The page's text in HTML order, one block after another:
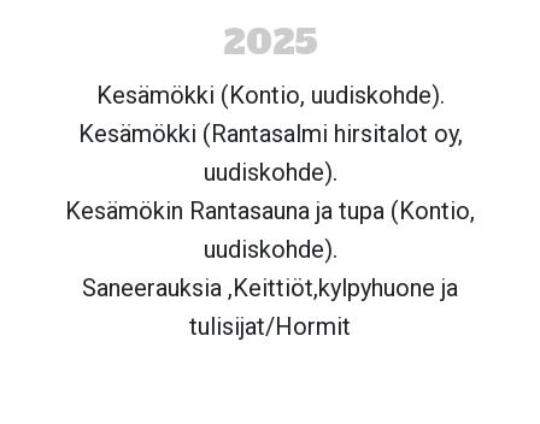
2025
Kesämökki (Kontio, uudiskohde).
Kesämökki (Rantasalmi hirsitalot oy,
uudiskohde).
Kesämökin Rantasauna ja tupa (Kontio,
uudiskohde).
Saneerauksia ,Keittiöt,kylpyhuone ja
tulisijat/Hormit